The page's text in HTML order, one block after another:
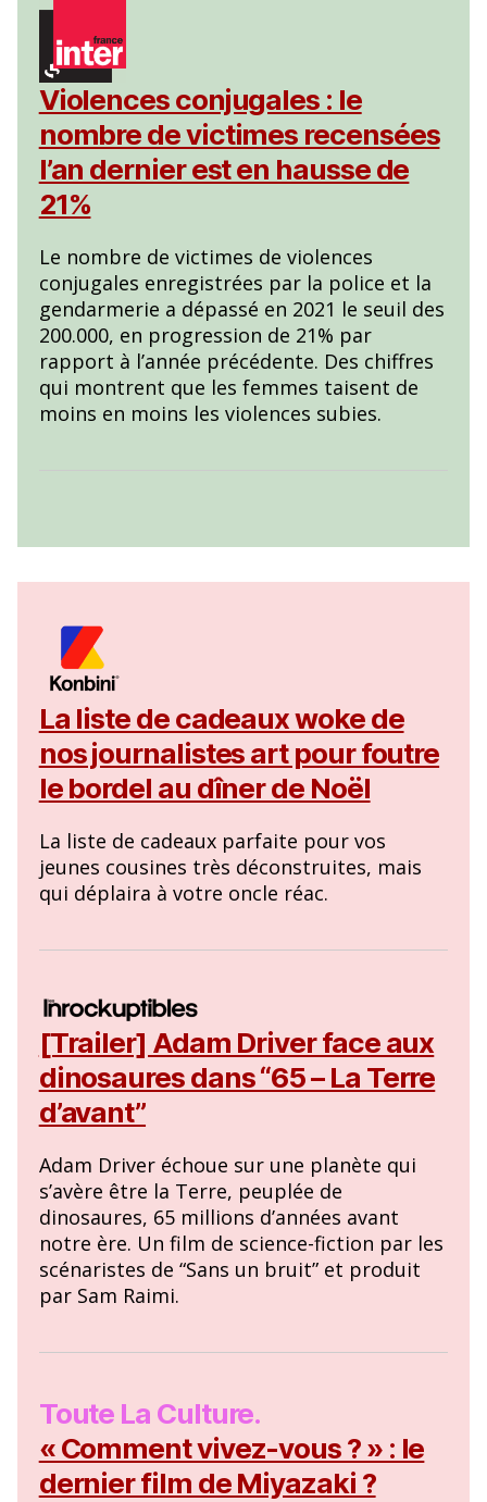
Violences conjugales : le
nombre de victimes recensées
l’an dernier est en hausse de
21%
Le nombre de victimes de violences
conjugales enregistrées par la police et la
gendarmerie a dépassé en 2021 le seuil des
200.000, en progression de 21% par
rapport à l’année précédente. Des chiffres
qui montrent que les femmes taisent de
moins en moins les violences subies.
La liste de cadeaux woke de
nos journalistes art pour foutre
le bordel au dîner de Noël
La liste de cadeaux parfaite pour vos
jeunes cousines très déconstruites, mais
qui déplaira à votre oncle réac.
[Trailer] Adam Driver face aux
dinosaures dans “65 – La Terre
d’avant”
Adam Driver échoue sur une planète qui
s’avère être la Terre, peuplée de
dinosaures, 65 millions d’années avant
notre ère. Un film de science-fiction par les
scénaristes de “Sans un bruit” et produit
par Sam Raimi.
Toute La Culture.
« Comment vivez-vous ? » : le
dernier film de Miyazaki ?